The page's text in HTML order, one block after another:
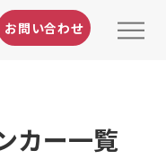
お問い合わせ
カー一覧